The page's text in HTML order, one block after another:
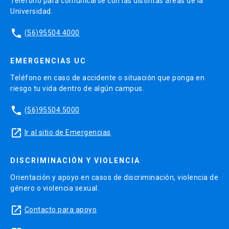
Universidad.
phone (56)95504 4000
EMERGENCIAS UC
Teléfono en caso de accidente o situación que ponga en
riesgo tu vida dentro de algún campus.
phone (56)95504 5000
launch Ir al sitio de Emergencias
DISCRIMINACIÓN Y VIOLENCIA
Orientación y apoyo en casos de discriminación, violencia de
género o violencia sexual.
launch Contacto para apoyo